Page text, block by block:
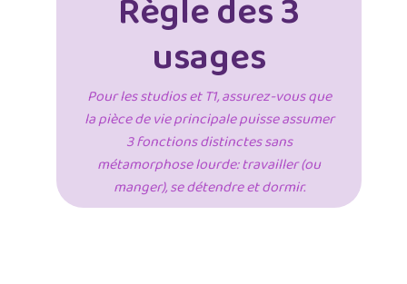
Règle des 3
usages
Pour les studios et T1, assurez-vous que
la pièce de vie principale puisse assumer
3 fonctions distinctes sans
métamorphose lourde: travailler (ou
manger), se détendre et dormir.